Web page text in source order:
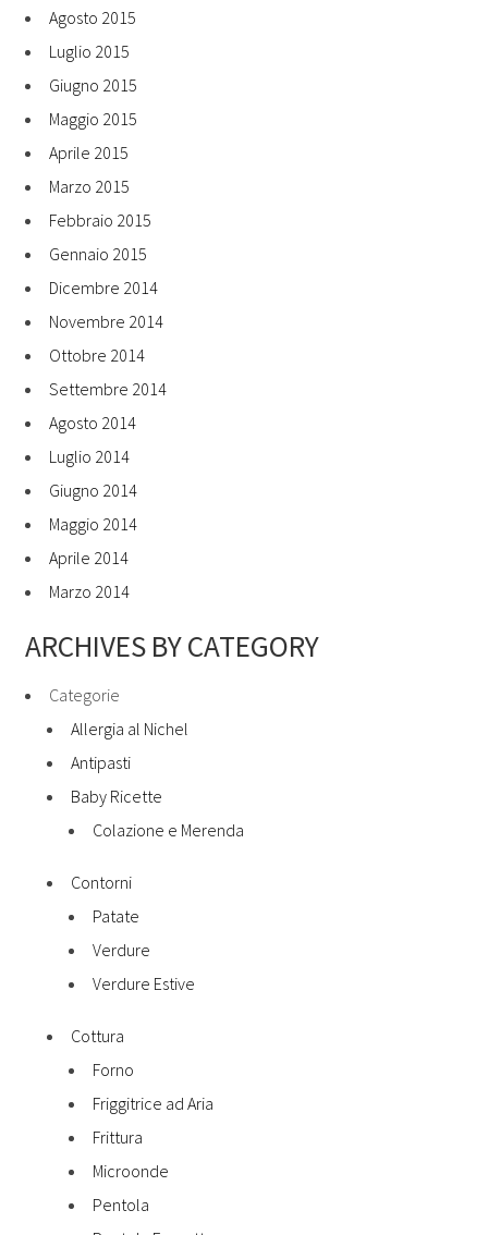
Agosto 2015
Luglio 2015
Giugno 2015
Maggio 2015
Aprile 2015
Marzo 2015
Febbraio 2015
Gennaio 2015
Dicembre 2014
Novembre 2014
Ottobre 2014
Settembre 2014
Agosto 2014
Luglio 2014
Giugno 2014
Maggio 2014
Aprile 2014
Marzo 2014
ARCHIVES BY CATEGORY
Categorie
Allergia al Nichel
Antipasti
Baby Ricette
Colazione e Merenda
Contorni
Patate
Verdure
Verdure Estive
Cottura
Forno
Friggitrice ad Aria
Frittura
Microonde
Pentola